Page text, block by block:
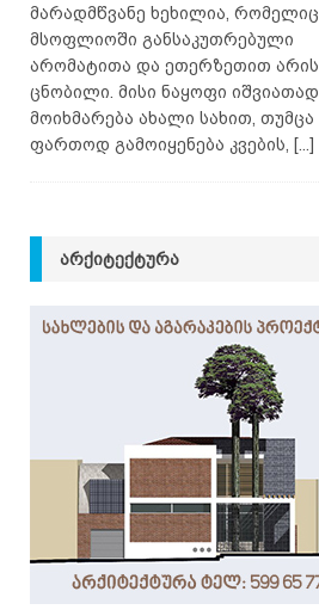
მარადმწვანე ხეხილია, რომელიც
მსოფლიოში განსაკუთრებული
არომატითა და ეთერზეთით არის
ცნობილი. მისი ნაყოფი იშვიათად
მოიხმარება ახალი სახით, თუმცა
ფართოდ გამოიყენება კვების,
[...]
ᲐᲠᲥᲘᲢᲔᲥᲢᲣᲠᲐ